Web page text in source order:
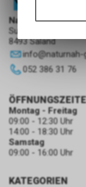
NaturNah GmbH
Sunnehofstrasse 7
8493 Saland
info@naturnah-
052 386 31 76
KATEGORIEN
Montag - Freitag
09:00 - 12:30 Uhr
14:00 - 18:30 Uhr
Samstag
09:00 - 16:00 Uhr